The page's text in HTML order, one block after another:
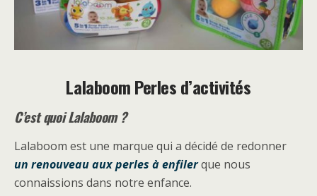
Lalaboom Perles d’activités
C’est quoi Lalaboom ?
Lalaboom est une marque qui a décidé de redonner
un renouveau aux perles à enfilerque nous
connaissions dans notre enfance.